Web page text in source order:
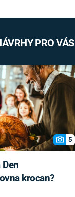
PRO VÁS
5
krocan?